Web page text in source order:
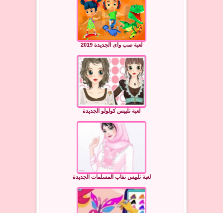
لعبة صب واى الجديدة 2019
لعبة تلبيس كولولو الجديدة
لعبة تلبيس نقاب المسلمات الجديدة